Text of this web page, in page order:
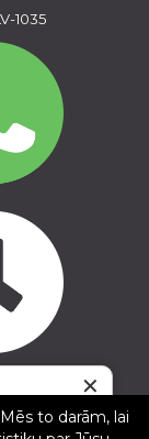
Group
1035
✕
to darām, lai